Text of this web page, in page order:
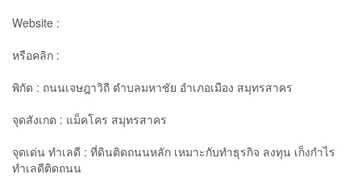
Website :
หรือคลิก :
พิกัด : ถนนเจษฎาวิถี ตำบลมหาชัย อำเภอเมือง สมุทรสาคร
จุดสังเกต : แม็คโคร สมุทรสาคร
จุดเด่น ทำเลดี : ที่ดินติดถนนหลัก เหมาะกับทำธุรกิจ ลงทุน เก็งกำไร
ทำเลดีติดถนน